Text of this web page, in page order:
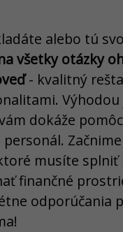
alebo tú
všetky otázky
- kvalitný
Výhodou
dokáže
musíte
finančné
odporúčania